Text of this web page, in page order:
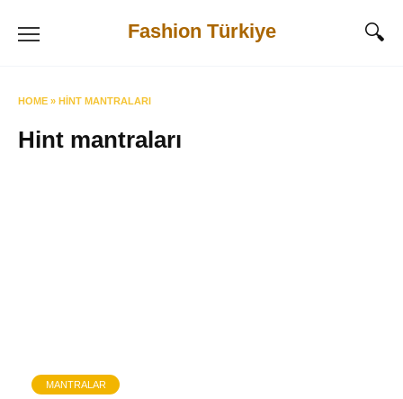
Fashion Türkiye
HOME » HINT MANTRALARI
Hint mantraları
MANTRALAR